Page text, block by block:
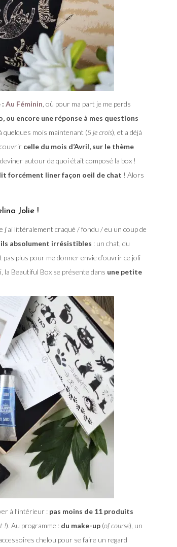
: Au Féminin , où pour ma part je me perds
ou encore une réponse à mes questions
quelques mois maintenant (5 je crois), et a déjà
celle du mois d’Avril, sur le thème
autour de quoi était composé la box !
forcément liner façon oeil de chat ! Alors
Jolie !
j’ai littéralement craqué / fondu / eu un coup de
absolument irrésistibles : un chat, du
plus pour me donner envie d’ouvrir ce joli
Beautiful Box se présente dans une petite
à l’intérieur : pas moins de 11 produits
!). Au programme : du make-up (of course), un
chelou pour se faire un regard